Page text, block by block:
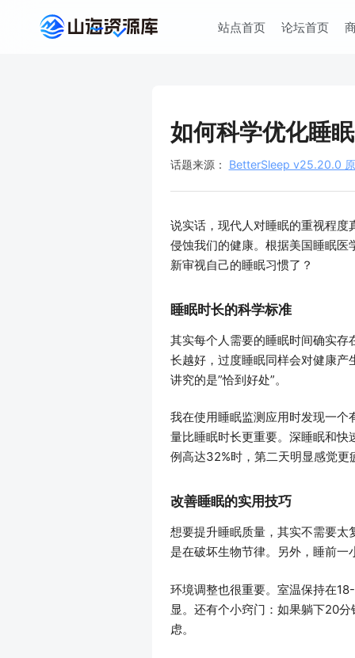
站点首页 论坛首页
如何科学优化睡
话题来源： BetterSleep v25.20.0
说实话，现代人对睡眠的重视程
侵蚀我们的健康。根据美国睡眠
新审视自己的睡眠习惯了？
睡眠时长的科学标准
其实每个人需要的睡眠时间确实
长越好，过度睡眠同样会对健康
讲究的是”恰到好处”。
我在使用睡眠监测应用时发现一
量比睡眠时长更重要。深睡眠和
例高达32%时，第二天明显感觉更
改善睡眠的实用技巧
想要提升睡眠质量，其实不需要
是在破坏生物节律。另外，睡前
环境调整也很重要。室温保持在
显。还有个小窍门：如果躺下20
虑。